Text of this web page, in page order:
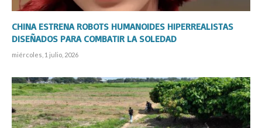
CHINA ESTRENA ROBOTS HUMANOIDES HIPERREALISTAS
DISEÑADOS PARA COMBATIR LA SOLEDAD
miércoles, 1 julio, 2026